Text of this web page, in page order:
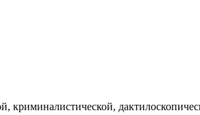
криминалистической,